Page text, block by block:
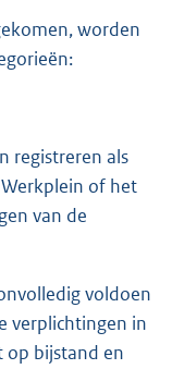
worden
registreren als
of het
van de
voldoen
verplichtingen in
op bijstand en